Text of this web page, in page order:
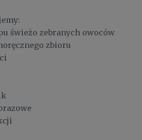
świeżo zebranych owoców
zbioru